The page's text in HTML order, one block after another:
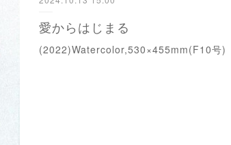
愛からはじまる
(2022)Watercolor,530×455mm(F10号)